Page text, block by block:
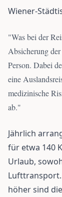
Wiener-
"Was bei der
Absicherung
Person. Dabei
eine
medizinische
ab."
Jährlich
für etwa 140
Urlaub,
Lufttransport.
höher sind